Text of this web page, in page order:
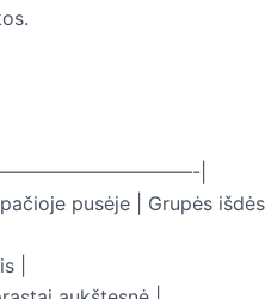
|
pusėje | Grupės
|